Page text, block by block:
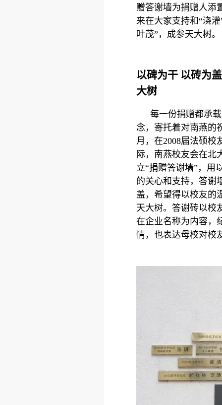
赠答谢墙为捐赠人添
来在大家支持和“浇
叶茂”，成参天大树。
以碑为干 以砖为
大树
每一份捐赠都承
念，寄托着对南燕的
月，在2008届法硕校
际，南燕校友会在北
立“捐赠答谢墙”，用
的关心和支持，答谢
盖，希望得以校友的
天大树。答谢砖以校
在企业名称为内容，
情，也表达母校对校